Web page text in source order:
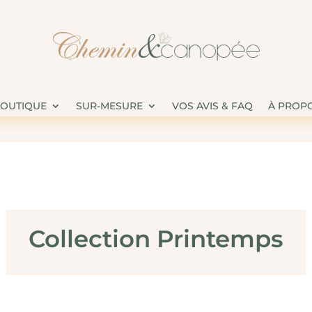
SUR-MESURE VOS AVIS & FAQ À
Collection Printemps